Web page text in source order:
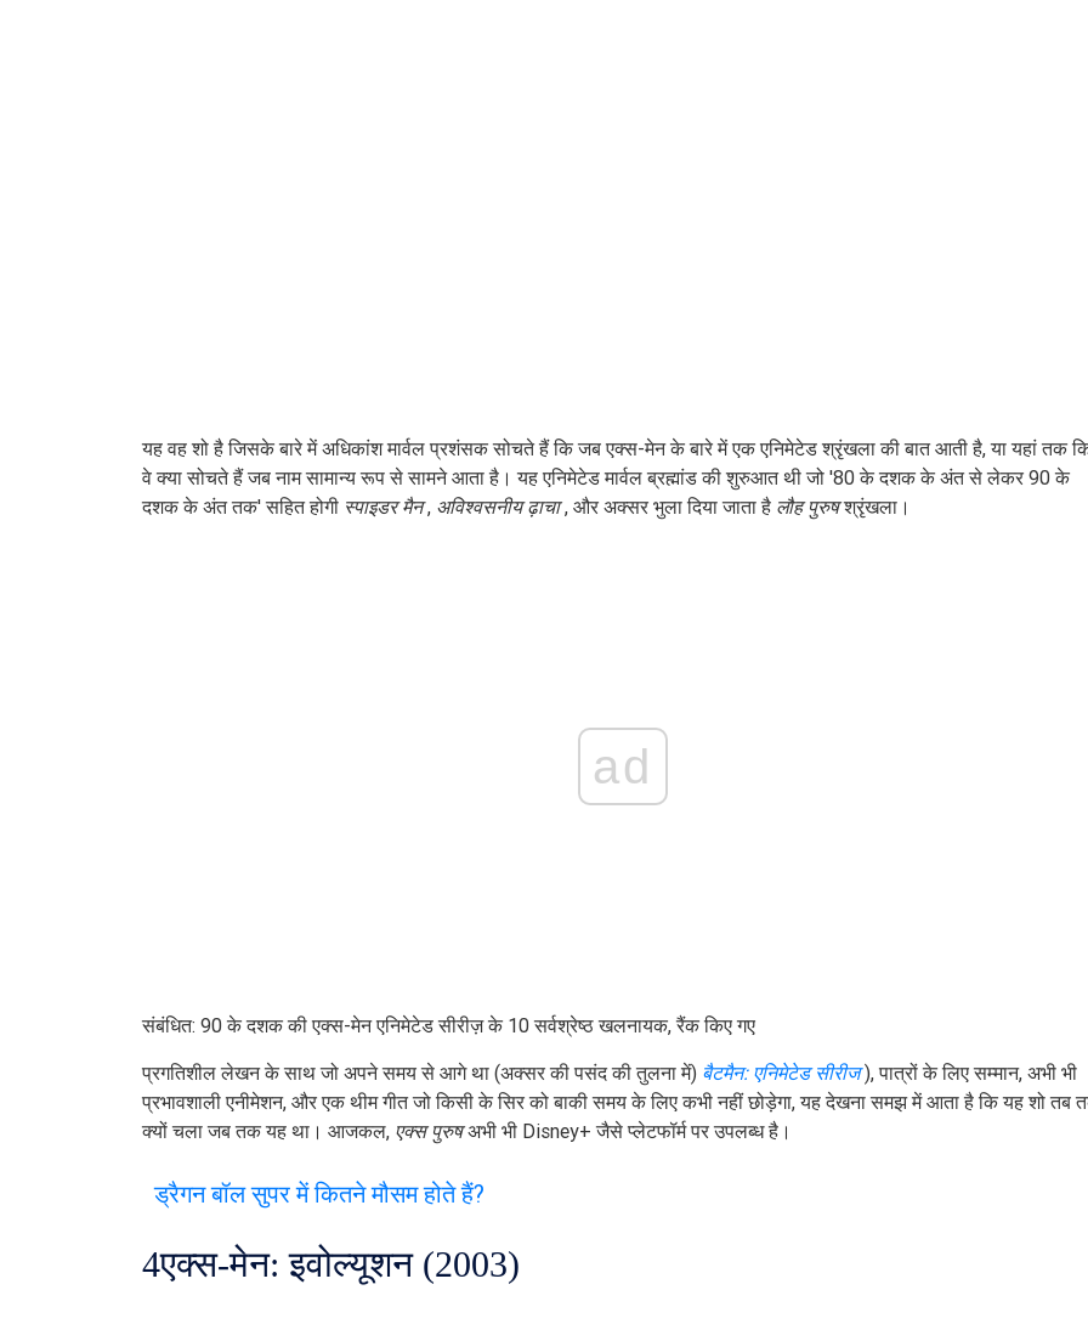
यह वह शो है जिसके बारे में अधिकांश मार्वल प्रशंसक सोचते हैं कि जब एक्स-मेन के बारे में एक एनिमेटेड श्रृंखला की बात आती है, या यहां तक
वे क्या सोचते हैं जब नाम सामान्य रूप से सामने आता है। यह एनिमेटेड मार्वल ब्रह्मांड की शुरुआत थी जो '80 के दशक के अंत से लेकर 90 के
दशक के अंत तक' सहित होगी स्पाइडर मैन, अविश्वसनीय ढ़ाचा, और अक्सर भुला दिया जाता है लौह पुरुषश्रृंखला।
ad
संबंधित: 90 के दशक की एक्स-मेन एनिमेटेड सीरीज़ के 10 सर्वश्रेष्ठ खलनायक, रैंक किए गए
प्रगतिशील लेखन के साथ जो अपने समय से आगे था (अक्सर की पसंद की तुलना में) बैटमैन: एनिमेटेड सीरीज ), पात्रों के लिए सम्मान, अभी भी
प्रभावशाली एनीमेशन, और एक थीम गीत जो किसी के सिर को बाकी समय के लिए कभी नहीं छोड़ेगा, यह देखना समझ में आता है कि यह शो तब
क्यों चला जब तक यह था। आजकल, एक्स पुरुषअभी भी Disney+ जैसे प्लेटफॉर्म पर उपलब्ध है।
ड्रैगन बॉल सुपर में कितने मौसम होते हैं?
4एक्स-मेन: इवोल्यूशन (2003)